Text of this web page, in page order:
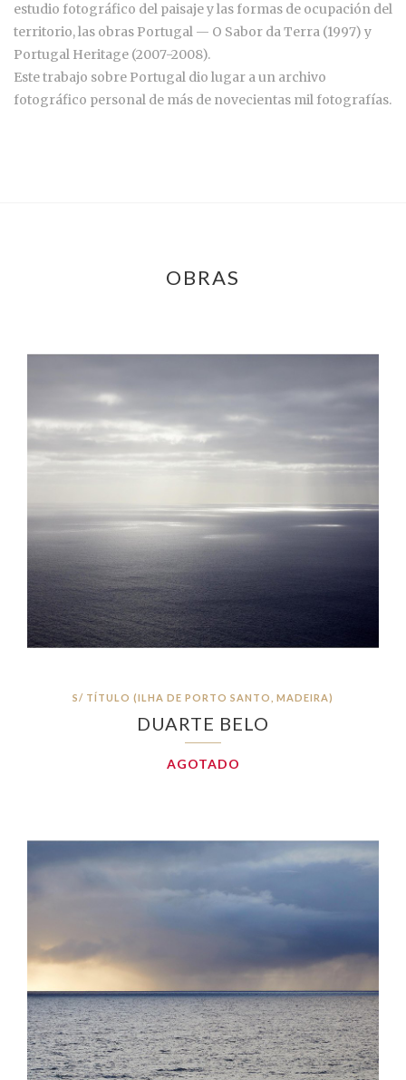
estudio fotográfico del paisaje y las formas de ocupación del
territorio, las obras Portugal — O Sabor da Terra (1997) y
Portugal Heritage (2007-2008).
Este trabajo sobre Portugal dio lugar a un archivo
fotográfico personal de más de novecientas mil fotografías.
OBRAS
S/ TÍTULO (ILHA DE PORTO SANTO, MADEIRA)
DUARTE BELO
AGOTADO